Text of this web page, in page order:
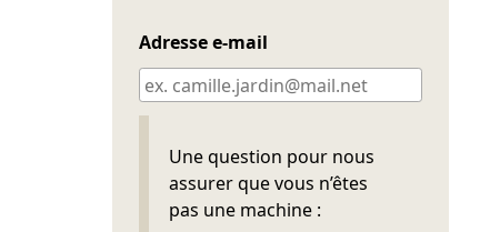
Adresse e-mail
Une question pour nous
assurer que vous n’êtes
pas une machine :
Ne pas remplir